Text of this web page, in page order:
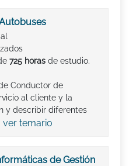
725 horas de estudio.
Conductor de
al cliente y la
y describir diferentes
ver temario
de Gestión